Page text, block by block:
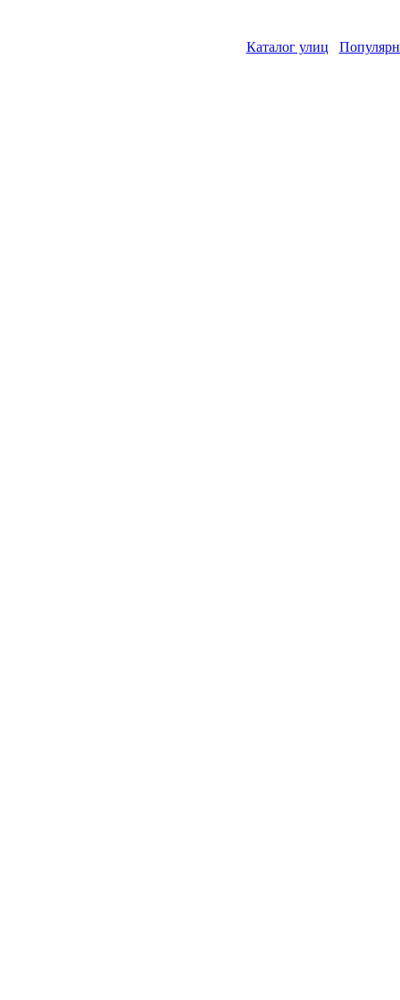
Каталог улиц